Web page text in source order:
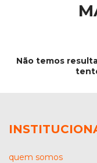
Não temos
quem somos